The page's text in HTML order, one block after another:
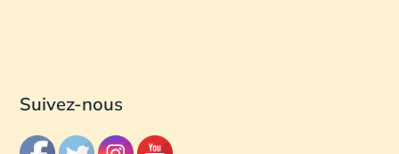
Suivez-nous